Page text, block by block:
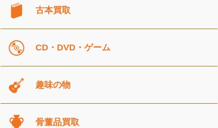
古本買取
CD・DVD・ゲーム
趣味の物
骨董品買取